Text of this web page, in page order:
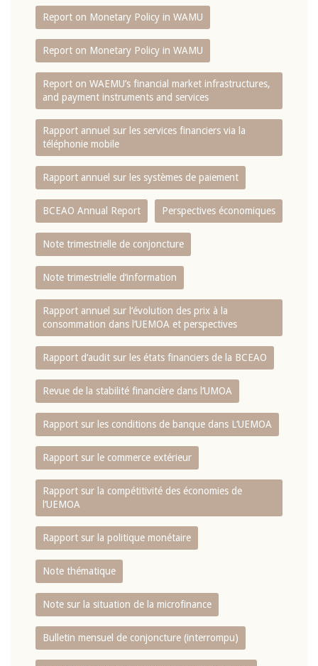
Report on Monetary Policy in WAMU
Report on Monetary Policy in WAMU
Report on WAEMU’s financial market infrastructures,
and payment instruments and services
Rapport annuel sur les services financiers via la
téléphonie mobile
Rapport annuel sur les systèmes de paiement
BCEAO Annual Report Perspectives économiques
Note trimestrielle de conjoncture
Note trimestrielle d‘information
Rapport annuel sur l‘évolution des prix à la
consommation dans l‘UEMOA et perspectives
Rapport d‘audit sur les états financiers de la BCEAO
Revue de la stabilité financière dans l‘UMOA
Rapport sur les conditions de banque dans L‘UEMOA
Rapport sur le commerce extérieur
Rapport sur la compétitivité des économies de
l‘UEMOA
Rapport sur la politique monétaire
Note thématique
Note sur la situation de la microfinance
Bulletin mensuel de conjoncture (interrompu)